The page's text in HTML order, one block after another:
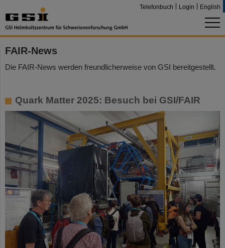
Telefonbuch Login English
FAIR-News
Die FAIR-News werden freundlicherweise von GSI bereitgestellt.
Quark Matter 2025: Besuch bei GSI/FAIR